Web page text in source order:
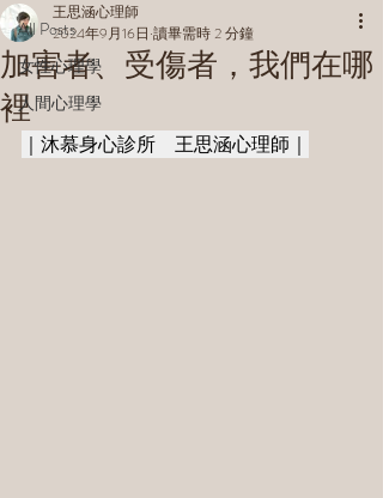
All Posts
女性心理學
人間心理學
加害者、受傷者，我們在哪
裡
王思涵心理師
2024年9月16日 讀畢需時 2 分鐘
｜沐慕身心診所　王思涵心理師｜